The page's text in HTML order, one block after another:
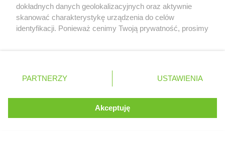
Zobacz wyniki głosowania
TESTY 2026
cookies. Są to pliki instalowane w urządzeniach
końcowych osób korzystających z serwisu, w celu
administrowania serwisem, poprawy jakości
Dowiedz się więcej o naszej polityce
ROZUMIEM
dokładnych danych geolokalizacyjnych oraz aktywnie
skanować charakterystykę urządzenia do celów
identyfikacji. Ponieważ cenimy Twoją prywatność, prosimy
prywatności znajdujący się w lewym dolnym rogu strony
. Niektóre rodzaje przetwarzania danych nie wymagają
takiemu przetwarzaniu. Preferencje będą miały
zastosowania tylko na tej witrynie.
PARTNERZY USTAWIENIA
Akceptuję